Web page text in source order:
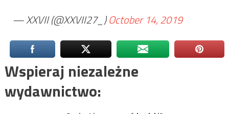
— XXVII (@XXVII27_)October 14, 2019
Wspieraj niezależne
wydawnictwo: